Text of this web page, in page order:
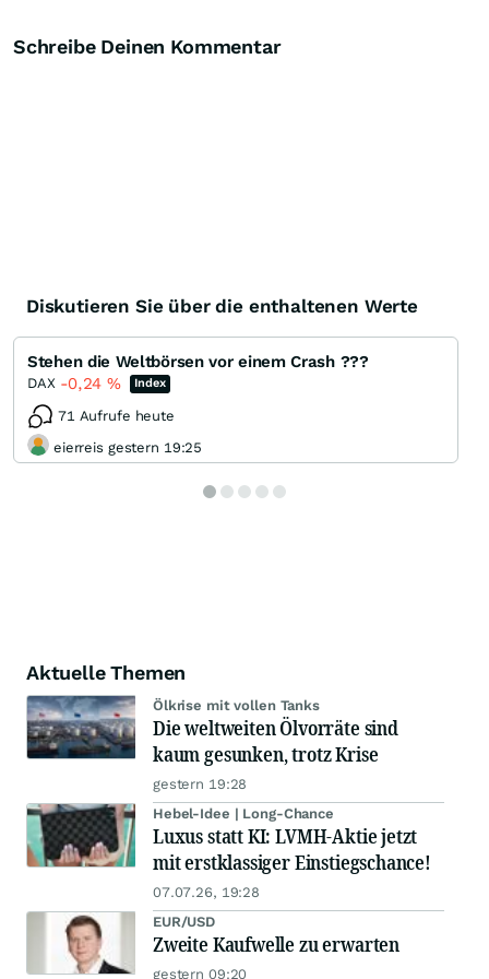
Schreibe Deinen Kommentar
Diskutieren Sie über die enthaltenen Werte
Stehen die Weltbörsen vor einem Crash ???
DAX -0,24 % Index
71 Aufrufe heute
eierreis gestern 19:25
Aktuelle Themen
Ölkrise mit vollen Tanks
Die weltweiten Ölvorräte sind
kaum gesunken, trotz Krise
gestern 19:28
Hebel-Idee | Long-Chance
Luxus statt KI: LVMH-Aktie jetzt
mit erstklassiger Einstiegschance!
07.07.26, 19:28
EUR/USD
Zweite Kaufwelle zu erwarten
gestern 09:20